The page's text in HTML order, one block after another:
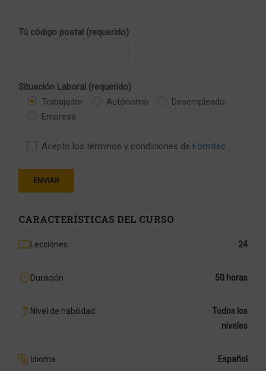
Tú código postal (requerido)
Situación Laboral (requerido)
Trabajador
Autónomo
Desempleado
Empresa
Acepto los términos y condiciones de Formtec
CARACTERÍSTICAS DEL CURSO
Lecciones 24
Duración 50 horas
Nivel de habilidad
Todos los
niveles
Idioma Español